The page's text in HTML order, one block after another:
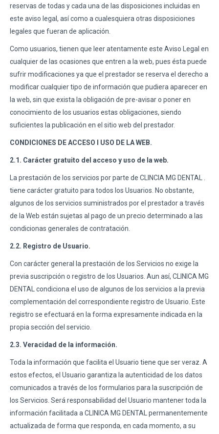
reservas de todas y cada una de las disposiciones incluidas en
este aviso legal, así como a cualesquiera otras disposiciones
legales que fueran de aplicación.
Como usuarios, tienen que leer atentamente este Aviso Legal en
cualquier de las ocasiones que entren a la web, pues ésta puede
sufrir modificaciones ya que el prestador se reserva el derecho a
modificar cualquier tipo de información que pudiera aparecer en
la web, sin que exista la obligación de pre-avisar o poner en
conocimiento de los usuarios estas obligaciones, siendo
suficientes la publicación en el sitio web del prestador.
CONDICIONES DE ACCESO I USO DE LA WEB.
2.1. Carácter gratuito del acceso y uso de la web.
La prestación de los servicios por parte de CLINCIA MG DENTAL .
tiene carácter gratuito para todos los Usuarios. No obstante,
algunos de los servicios suministrados por el prestador a través
de la Web están sujetas al pago de un precio determinado a las
condicionas generales de contratación.
2.2. Registro de Usuario.
Con carácter general la prestación de los Servicios no exige la
previa suscripción o registro de los Usuarios. Aun así, CLINICA MG
DENTAL condiciona el uso de algunos de los servicios a la previa
complementación del correspondiente registro de Usuario. Este
registro se efectuará en la forma expresamente indicada en la
propia sección del servicio.
2.3. Veracidad de la información.
Toda la información que facilita el Usuario tiene que ser veraz. A
estos efectos, el Usuario garantiza la autenticidad de los datos
comunicados a través de los formularios para la suscripción de
los Servicios. Será responsabilidad del Usuario mantener toda la
información facilitada a CLINICA MG DENTAL permanentemente
actualizada de forma que responda, en cada momento, a su